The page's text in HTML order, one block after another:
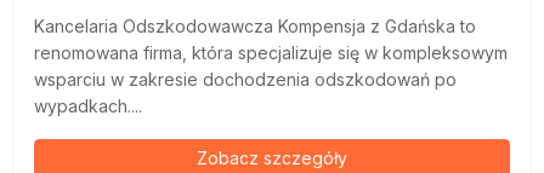
Kancelaria Odszkodowawcza Kompensja z Gdańska to
renomowana firma, która specjalizuje się w kompleksowym
wsparciu w zakresie dochodzenia odszkodowań po
wypadkach....
Zobacz szczegóły